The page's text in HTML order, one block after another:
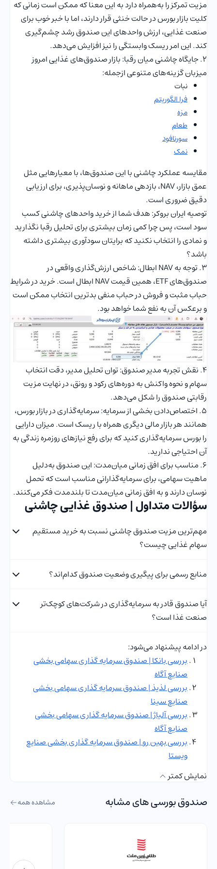
مزیت تمرکز را به‌همراه دارد به این معنا که ممکن است زمانی که
کلیت بازار بورس در حالت خنثی قرار دارند، اما با خبر خوب برای
صنعت غذایی، ارزش واحدهای این صندوق رشد چشم‌گیری
کند. این امر ریسک وابستگی را نیز افزایش می‌دهد.
۲. جایگاه چاشنی میان رقبا: بازار صندوق‌های غذایی امروز
میزبان گزینه‌های متنوعی ازجمله:
نبات
فرا الگوریتم
مزه
طعام
سورنافود
نمک
مقایسه عملکرد چاشنی با این صندوق‌ها، با معیارهایی مثل
عمق بازار، NAV، بازدهی ماهانه و نوسان‌پذیری، برای ارزیابی
دقیق ضروری است.
توصیه ایران بروکر: هدف شما از خرید واحدهای چاشنی کسب
سود است، پس چرا کمی زمان بیشتری برای تحلیل رقبا نگذارید
و نمادی را انتخاب نکنید که برایتان سودآوری بیشتری داشته
باشد؟
۳. توجه به NAV ابطال: شاخص ارزش‌گذاری واقعی در
صندوق‌های ETF، همین قیمت NAV ابطال است. خرید در شرایط
حباب مثبت و فروش در حباب منفی بدترین انتخاب ممکن است
و برعکس آن به نفع شما خواهد بود.
۴. نقش تجربه مدیر صندوق: توان تحلیل مدیر، دقت انتخاب
سهام و نحوه واکنش به دوره‌های رکود و رونق، در نهایت مزیت
رقابتی صندوق را شکل می‌دهد.
5. اختصاص‌دادن بخشی از سرمایه: سرمایه‌گذاری در بازار بورس،
همانند هر بازار مالی دیگری همراه با ریسک است. میزان دارایی‌
را بورس سرمایه‌گذاری کنید که برای رفع نیازهای روزمره زندگی به
آن احتیاجی ندارید.
۶. مناسب برای افق زمانی میان‌مدت: این صندوق به‌دلیل
ماهیت سهامی، برای سرمایه‌گذارانی مناسب است که تحمل
نوسان دارند و به افق زمانی میان‌مدت تا بلندمدت فکر می‌کنند.
سؤالات متداول | صندوق غذایی چاشنی
مهم‌ترین مزیت صندوق چاشنی نسبت به خرید مستقیم
سهام غذایی چیست؟
منابع رسمی برای پیگیری وضعیت صندوق کدام‌اند؟
آیا صندوق قادر به سرمایه‌گذاری در شرکت‌های کوچک‌تر
صنعت غذا است؟
در ادامه پیشنهاد می‌شود:
بررسی بانکا | صندوق سرمایه گذاری سهامی بخشی
صنایع آگاه
بررسی لذیذ | صندوق سرمایه گذاری سهامی بخشی
صنایع سینا
بررسی آلیاژ | صندوق سرمایه گذاری سهامی بخشی
صنایع آگاه
بررسی بهین رو | صندوق سرمایه گذاری بخشی صنایع
ویستا
نمایش کمتر
صندوق بورسی های مشابه مشاهده همه